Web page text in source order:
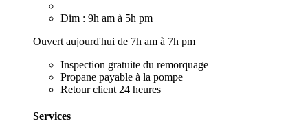
Dim : 9h am à 5h pm
Ouvert aujourd'hui de 7h am à 7h pm
Inspection gratuite du remorquage
Propane payable à la pompe
Retour client 24 heures
Services